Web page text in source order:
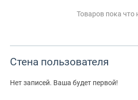
Товаров пока что
Стена пользователя
Нет записей. Ваша будет первой!